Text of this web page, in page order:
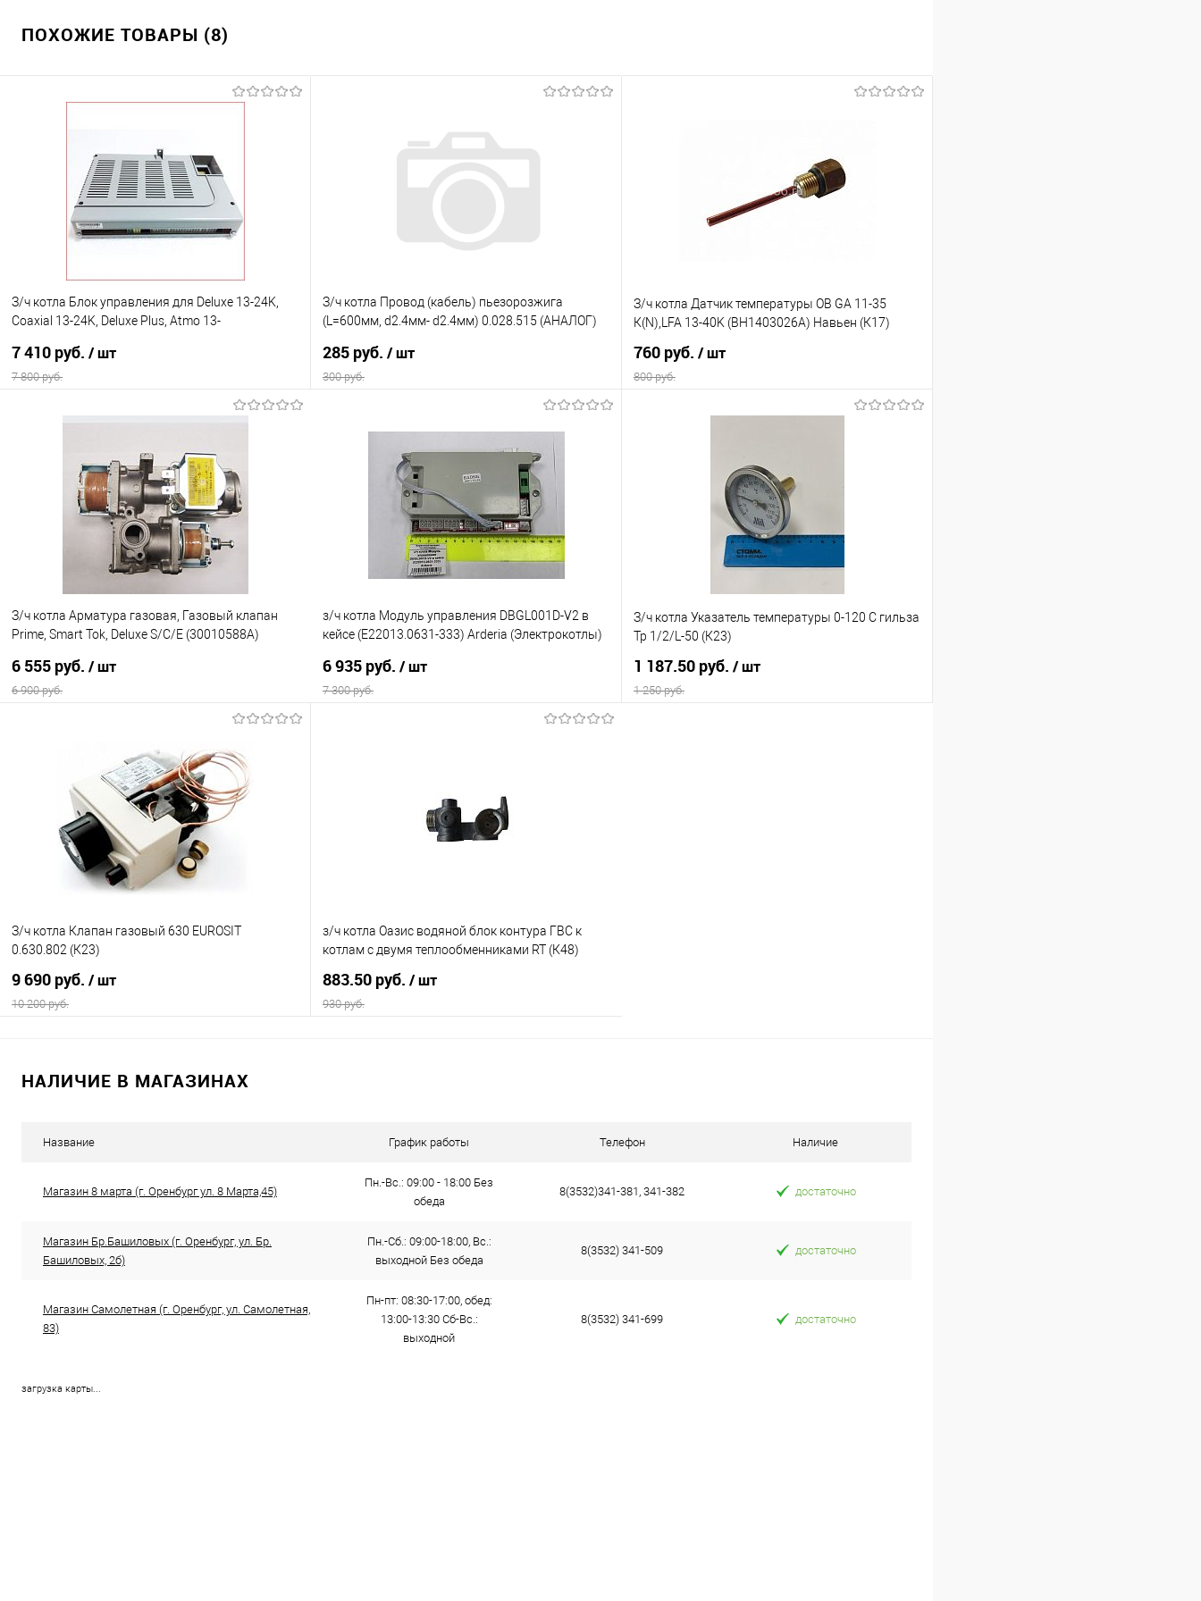
ПОХОЖИЕ ТОВАРЫ (8)
З/ч котла Блок управления для Deluxe 13-24K,
Coaxial 13-24K, Deluxe Plus, Atmo 13-
7 410 руб. / шт
7 800 руб.
Купить в 1 клик
Сравнение
В избранное
В наличии
З/ч котла Провод (кабель) пьезорозжига
(L=600мм, d2.4мм- d2.4мм) 0.028.515 (АНАЛОГ)
285 руб. / шт
300 руб.
Купить в 1 клик
К сравнению
В избранное
В наличии
З/ч котла Датчик температуры ОВ GA 11-35
К(N),LFA 13-40K (ВН1403026А) Навьен (К17)
760 руб. / шт
800 руб.
Купить в 1 клик
З/ч котла Арматура газовая, Газовый клапан
Prime, Smart Tok, Deluxe S/C/E (30010588A)
6 555 руб. / шт
6 900 руб.
Купить в 1 клик
К сравнению
В избранное
В наличии
з/ч котла Модуль управления DBGL001D-V2 в
кейсе (E22013.0631-333) Arderia (Электрокотлы)
6 935 руб. / шт
7 300 руб.
В наличии
З/ч котла Указатель температуры 0-120 С гильза
Тр 1/2/L-50 (К23)
1 187.50 руб. / шт
1 250 руб.
З/ч котла Клапан газовый 630 EUROSIT
0.630.802 (К23)
9 690 руб. / шт
10 200 руб.
з/ч котла Оазис водяной блок контура ГВС к
котлам с двумя теплообменниками RT (К48)
883.50 руб. / шт
930 руб.
НАЛИЧИЕ В МАГАЗИНАХ
Название График работы Телефон Наличие
Магазин 8 марта (г. Оренбург ул. 8 Марта,45)
Пн.-Вс.: 09:00 - 18:00 Без
обеда
8(3532)341-381, 341-382 достаточно
Магазин Бр.Башиловых (г. Оренбург, ул. Бр.
Башиловых, 2б)
Пн.-Сб.: 09:00-18:00, Вс.:
выходной Без обеда
8(3532) 341-509 достаточно
Магазин Самолетная (г. Оренбург, ул. Самолетная,
83)
Пн-пт: 08:30-17:00, обед:
13:00-13:30 Сб-Вс.:
выходной
8(3532) 341-699 достаточно
загрузка карты...